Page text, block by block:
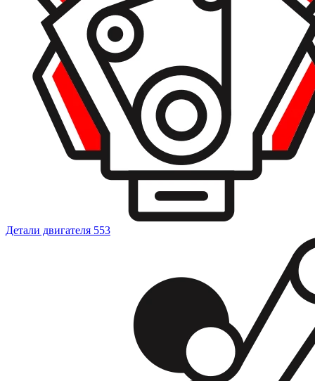
Детали двигателя 553